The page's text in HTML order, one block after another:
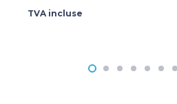
TVA incluse